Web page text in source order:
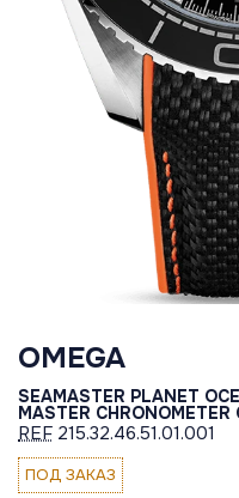
OMEGA
SEAMASTER PLANET
MASTER
REF 215.32.46.51.01.001
ПОД ЗАКАЗ